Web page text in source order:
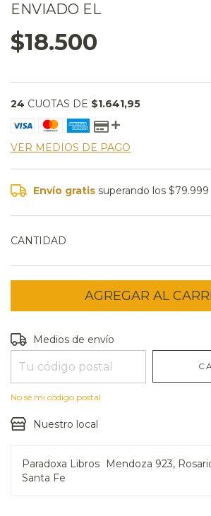
ENVIADO EL
$18.500
24 CUOTAS DE $1.641,95
VER MEDIOS DE PAGO
Envío gratis superando los$79.999
CANTIDAD
Entregas para el CP:
Medios de envío
No sé mi código postal
Nuestro local
Paradoxa Libros
Mendoza 923,
Santa Fe